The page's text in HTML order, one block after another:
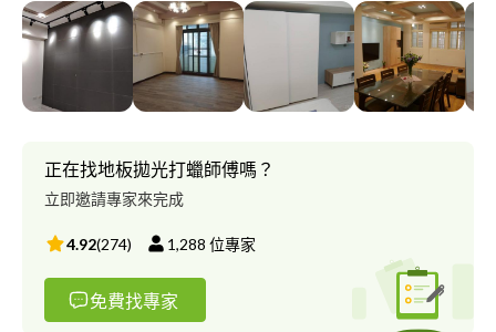
小裝修工程，樂芯始終用心，樂芯沒有奢華的話術，只有用用心完
成每個顧客的期望。不管您有任何大小事，歡迎洽詢。
正在找地板拋光打蠟師傅嗎？
立即邀請專家來完成
4.92(274) 1,288 位專家
免費找專家